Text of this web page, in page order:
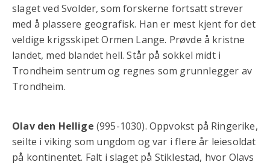
slaget ved Svolder, som forskerne fortsatt strever
med å plassere geografisk. Han er mest kjent for det
veldige krigsskipet Ormen Lange. Prøvde å kristne
landet, med blandet hell. Står på sokkel midt i
Trondheim sentrum og regnes som grunnlegger av
Trondheim.
Olav den Hellige (995-1030). Oppvokst på Ringerike,
seilte i viking som ungdom og var i flere år leiesoldat
på kontinentet. Falt i slaget på Stiklestad, hvor Olavs